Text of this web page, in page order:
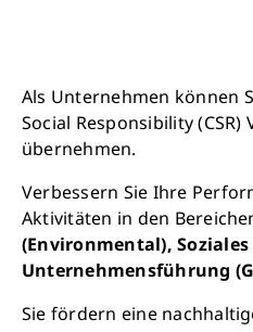
Als Unternehmen können
Social Responsibility
übernehmen.
Verbessern Sie Ihre
Aktivitäten in den
(Environmental), Soziales
Unternehmensführung
Sie fördern eine